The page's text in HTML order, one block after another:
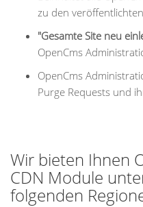
zu den
"Gesamte Site neu
OpenCms
OpenCms
Purge Requests und
Wir bieten Ihnen
CDN Module
folgenden